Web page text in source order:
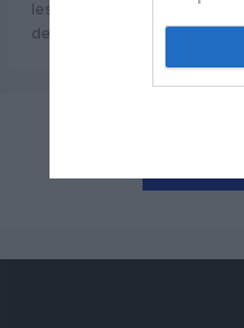
les cubano-américains vivant
des castro pour se ruer